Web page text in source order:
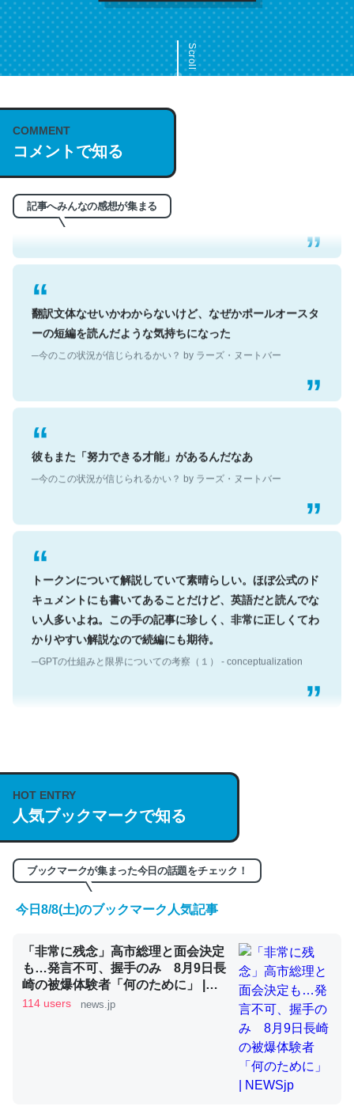
Scroll
COMMENT
コメントで知る
記事へみんなの感想が集まる
これは名文。彼はとてもクレバーなんだろうなと凄く思
う。英語少しでも読める人は原文もお勧め。自分はこの流
─今のこの状況が信じられるかい？ by ラーズ・ヌートバー
翻訳文体なせいかわからないけど、なぜかポールオースタ
ーの短編を読んだような気持ちになった
─今のこの状況が信じられるかい？ by ラーズ・ヌートバー
彼もまた「努力できる才能」があるんだなあ
─今のこの状況が信じられるかい？ by ラーズ・ヌートバー
トークンについて解説していて素晴らしい。ほぼ公式のド
キュメントにも書いてあることだけど、英語だと読んでな
い人多いよね。この手の記事に珍しく、非常に正しくてわ
かりやすい解説なので続編にも期待。
─GPTの仕組みと限界についての考察（１） - conceptualization
説してる記事が少ないので貴重な良記事。/続編来た
https://isobe324649.hatenablog.com/entry/2023/03/27
/064121
─GPTの仕組みと限界についての考察（１） - conceptualization
くらい。小説でいう「ずっと前の伏線」は回収されないけ
ど、短期記憶というには多い分量。進化すればするほど分
かりやすく強くなりそう
─GPTの仕組みと限界についての考察（１） - conceptualization
HOT ENTRY
人気ブックマークで知る
ブックマークが集まった今日の話題をチェック！
今日8/8(土)のブックマーク人気記事
「非常に残念」高市総理と面会決定
も…発言不可、握手のみ 8月9日長
崎の被爆体験者「何のために」 |
NEWSjp
114 users news.jp